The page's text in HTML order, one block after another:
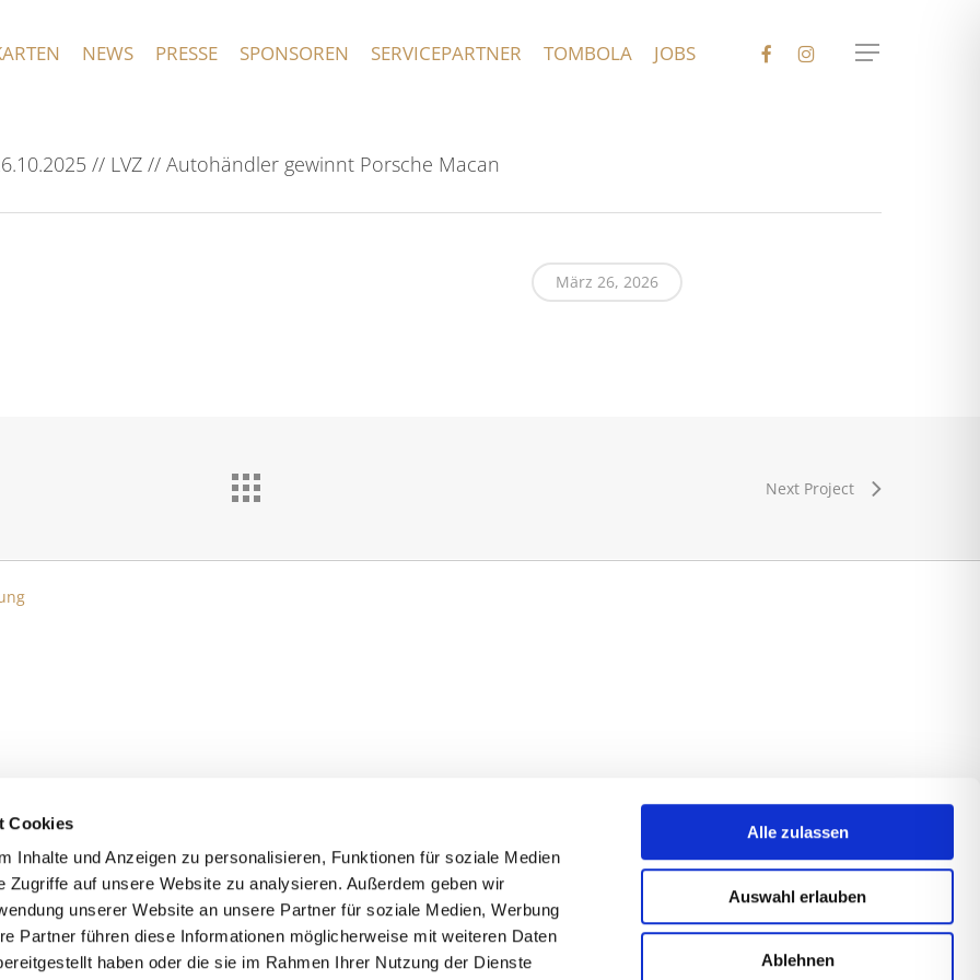
Cookies
Inhalte und Anzeigen zu personalisieren, Funktionen für soziale Medien
Zugriffe auf unsere Website zu analysieren. Außerdem geben wir
unserer Website an unsere Partner für soziale Medien, Werbung
Partner führen diese Informationen möglicherweise mit weiteren Daten
haben oder die sie im Rahmen Ihrer Nutzung der Dienste
Alle zulassen
Auswahl erlauben
Ablehnen
NEWS PRESSE SPONSOREN SERVICEPARTNER TOMBOLA JOBS FACEBOOKINSTAGRAM
Menu
// LVZ // Autohändler gewinnt Porsche Macan
März 26, 2026
Next Project